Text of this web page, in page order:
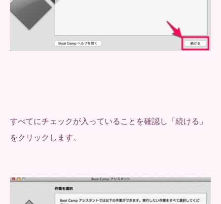
すべてにチェックが入っていることを確認し「続ける」
をクリックします。